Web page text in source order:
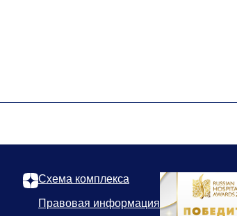
Схема комплекса
Правовая информация